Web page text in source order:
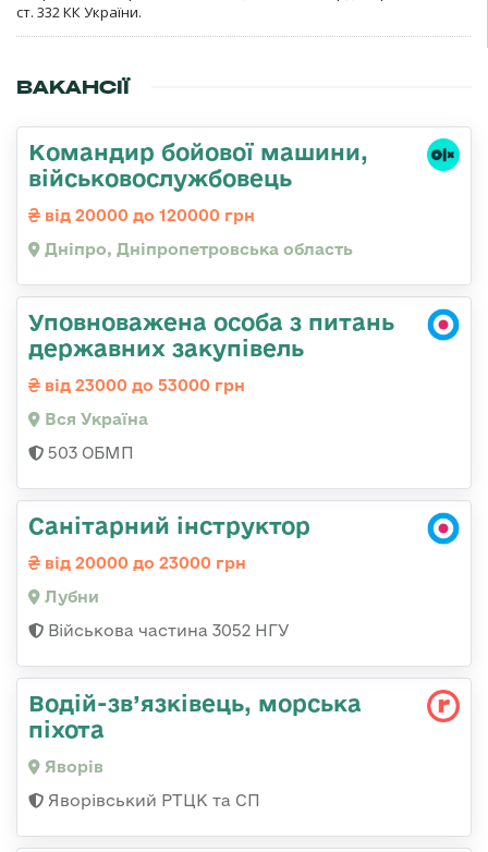
ст. 332 КК України.
ВАКАНСІЇ
Командир бойової машини,
військовослужбовець
від 20000 до 120000 грн
Дніпро, Дніпропетровська область
Уповноважена особа з питань
державних закупівель
від 23000 до 53000 грн
Вся Україна
503 ОБМП
Санітарний інструктор
від 20000 до 23000 грн
Лубни
Військова частина 3052 НГУ
Водій-зв’язківець, морська
піхота
Яворів
Яворівський РТЦК та СП